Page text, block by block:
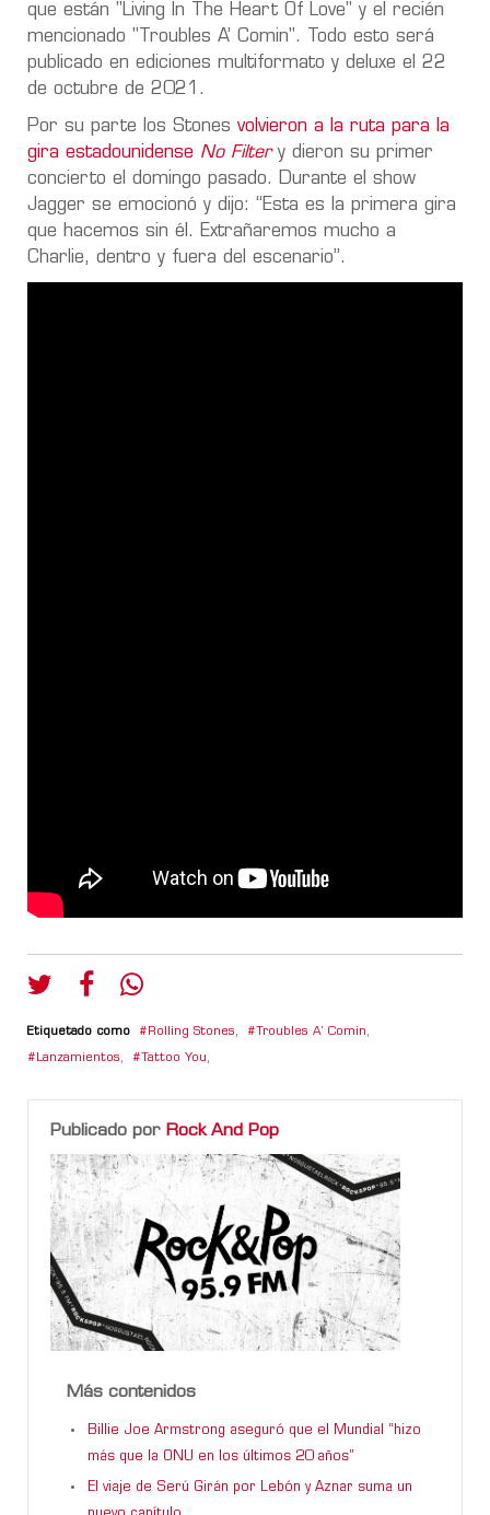
que están "Living In The Heart Of Love" y el recién
mencionado "Troubles A’ Comin". Todo esto será
publicado en ediciones multiformato y deluxe el 22
de octubre de 2021.
Por su parte los Stones volvieron a la ruta para la
gira estadounidense No Filtery dieron su primer
concierto el domingo pasado. Durante el show
Jagger se emocionó y dijo: “Esta es la primera gira
que hacemos sin él. Extrañaremos mucho a
Charlie, dentro y fuera del escenario”.
Etiquetado como Rolling Stones, Troubles A’ Comin,
Lanzamientos, Tattoo You,
Publicado por Rock And Pop
Más contenidos
Billie Joe Armstrong aseguró que el Mundial “hizo
más que la ONU en los últimos 20 años”
El viaje de Serú Girán por Lebón y Aznar suma un